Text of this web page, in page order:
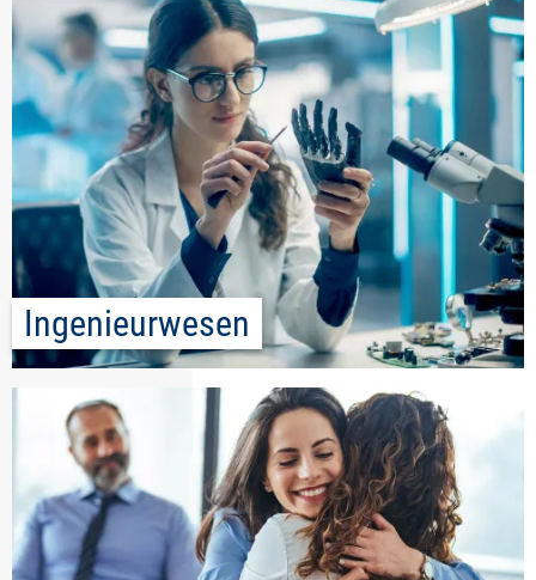
Ingenieurwesen